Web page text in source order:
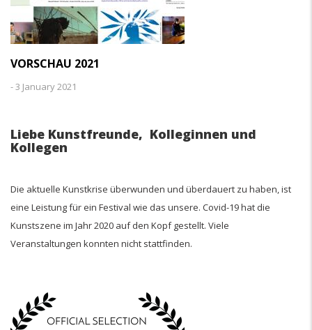
VORSCHAU 2021
-3 January 2021
Liebe Kunstfreunde, Kolleginnen und
Kollegen
Die aktuelle Kunstkrise überwunden und überdauert zu haben, ist
eine Leistung für ein Festival wie das unsere. Covid-19 hat die
Kunstszene im Jahr 2020 auf den Kopf gestellt. Viele
Veranstaltungen konnten nicht stattfinden.